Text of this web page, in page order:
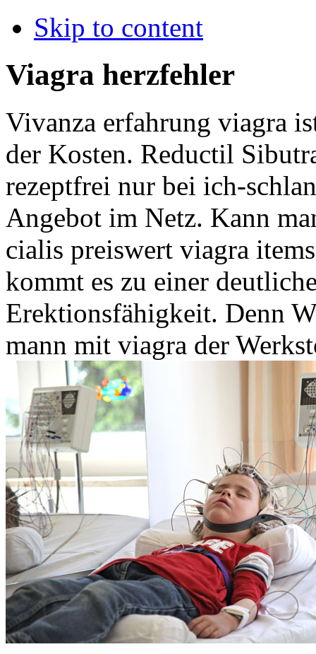
Skip to content
Viagra herzfehler
Vivanza erfahrung viagra
der Kosten. Reductil
rezeptfrei nur bei ich-
Angebot im Netz. Kann
cialis preiswert viagra
kommt es zu einer
Erektionsfähigkeit. Denn
mann mit viagra der